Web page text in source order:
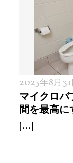
2023年8月31
マイクロバ
間を最高に
[...]